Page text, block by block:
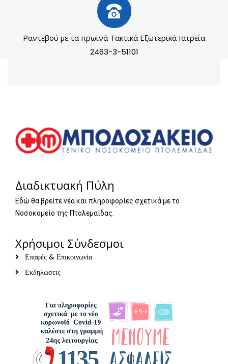
Ραντεβού με τα πρωϊνά Τακτικά Εξωτερικά Ιατρεία
2463-3-51101
Διαδικτυακή Πύλη
Εδώ θα βρείτε νέα και πληροφορίες σχετικά με το
Νοσοκομείο της Πτολεμαίδας.
Χρήσιμοι Σύνδεσμοι
Επαφές & Επικοινωνία
Εκδηλώσεις